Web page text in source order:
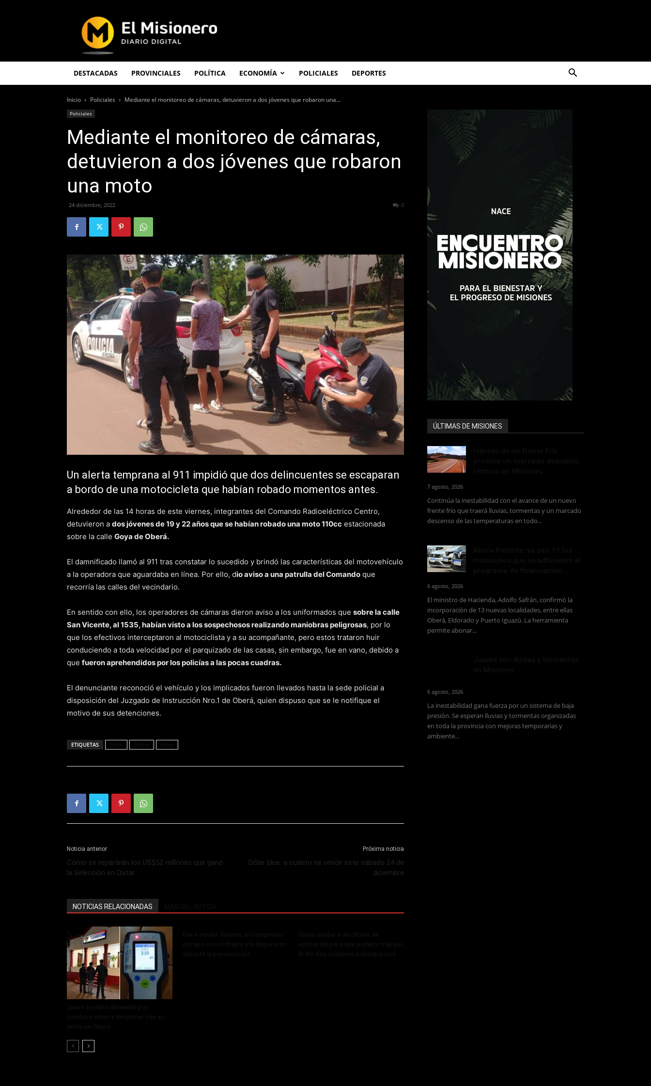
Misionero
DESTACADAS PROVINCIALES POLÍTICA ECONOMÍA POLICIALES DEPORTES
Inicio Policiales Mediante el monitoreo de cámaras, detuvieron a dos jóvenes que robaron una...
Policiales
Mediante el monitoreo de cámaras,
detuvieron a dos jóvenes que robaron
una moto
24 diciembre, 2022 0
Un alerta temprana al 911 impidió que dos delincuentes se escaparan
a bordo de una motocicleta que habían robado momentos antes.
Alrededor de las 14 horas de este viernes, integrantes del Comando Radioeléctrico Centro,
detuvieron a dos jóvenes de 19 y 22 años que se habían robado una moto 110cc estacionada
sobre la calle Goya de Oberá.
El damnificado llamó al 911 tras constatar lo sucedido y brindó las características del motovehículo
a la operadora que aguardaba en línea. Por ello, dio aviso a una patrulla del Comando que
recorría las calles del vecindario.
En sentido con ello, los operadores de cámaras dieron aviso a los uniformados que sobre la calle
San Vicente, al 1535, habían visto a los sospechosos realizando maniobras peligrosas, por lo
que los efectivos interceptaron al motociclista y a su acompañante, pero estos trataron huir
conduciendo a toda velocidad por el parquizado de las casas, sin embargo, fue en vano, debido a
que fueron aprehendidos por los policías a las pocas cuadras.
El denunciante reconoció el vehículo y los implicados fueron llevados hasta la sede policial a
disposición del Juzgado de Instrucción Nro.1 de Oberá, quien dispuso que se le notifique el
motivo de sus detenciones.
ETIQUETAS
Noticia anterior
Cómo se repartirán los US$52 millones que ganó
la Selección en Qatar
Próxima noticia
Dólar blue: a cuánto se vende este sábado 24 de
diciembre
NOTICIAS RELACIONADAS
ÚLTIMAS DE MISIONES
7 agosto, 2026
Continúa la inestabilidad con el avance de un nuevo
frente frío que traerá lluvias, tormentas y un marcado
descenso de las temperaturas en todo...
6 agosto, 2026
El ministro de Hacienda, Adolfo Safrán, confirmó la
incorporación de 13 nuevas localidades, entre ellas
Oberá, Eldorado y Puerto Iguazú. La herramienta
permite abonar...
6 agosto, 2026
La inestabilidad gana fuerza por un sistema de baja
presión. Se esperan lluvias y tormentas organizadas
en toda la provincia con mejoras temporarias y
ambiente...